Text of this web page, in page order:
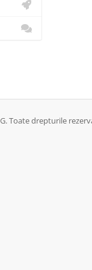
Toate drepturile